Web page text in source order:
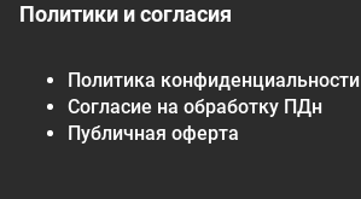
Политики и согласия
Политика конфиденциальности
Согласие на обработку ПДн
Публичная оферта